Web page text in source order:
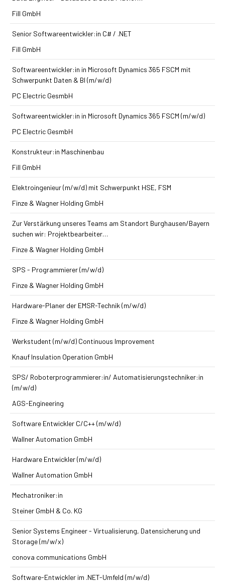
Fill GmbH
Senior Softwareentwickler:in C# / .NET
Fill GmbH
Softwareentwickler:in in Microsoft Dynamics 365 FSCM mit
Schwerpunkt Daten & BI (m/w/d)
PC Electric GesmbH
Softwareentwickler:in in Microsoft Dynamics 365 FSCM (m/w/d)
PC Electric GesmbH
Konstrukteur:in Maschinenbau
Fill GmbH
Elektroingenieur (m/w/d) mit Schwerpunkt HSE, FSM
Finze & Wagner Holding GmbH
Zur Verstärkung unseres Teams am Standort Burghausen/Bayern
suchen wir: Projektbearbeiter…
Finze & Wagner Holding GmbH
SPS - Programmierer (m/w/d)
Finze & Wagner Holding GmbH
Hardware-Planer der EMSR-Technik (m/w/d)
Finze & Wagner Holding GmbH
Werkstudent (m/w/d) Continuous Improvement
Knauf Insulation Operation GmbH
SPS/ Roboterprogrammierer:in/ Automatisierungstechniker:in
(m/w/d)
AGS-Engineering
Software Entwickler C/C++ (m/w/d)
Wallner Automation GmbH
Hardware Entwickler (m/w/d)
Wallner Automation GmbH
Mechatroniker:in
Steiner GmbH & Co. KG
Senior Systems Engineer - Virtualisierung, Datensicherung und
Storage (m/w/x)
conova communications GmbH
Software-Entwickler im .NET-Umfeld (m/w/d)